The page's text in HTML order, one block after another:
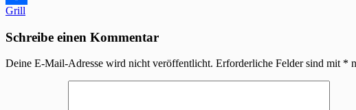
Teilen
Beitragsnavigation
Grill
Schreibe einen Kommentar
Deine E-Mail-Adresse wird nicht veröffentlicht. Erforderliche Felder sind mit *